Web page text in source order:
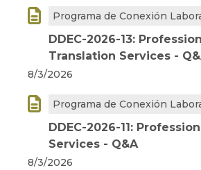
 Programa de Conexión
DDEC-2026-13:
Translation Services -
8/3/2026
 Programa de Conexión
DDEC-2026-11:
Services - Q&A
8/3/2026